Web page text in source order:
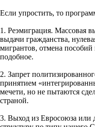
Если упростить, то
1. Реэмиграция. Массовая
выдачи гражданства,
мигрантов, отмена
подобное.
2. Запрет
принятием
мечети, но не пытаются
страной.
3. Выход из Евросоюза